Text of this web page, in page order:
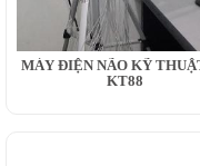
MÁY ĐIỆN NÃO KỸ
KT88